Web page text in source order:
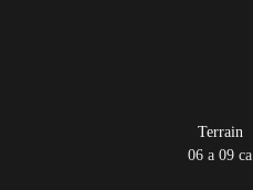
Terrain
06 a 09 ca